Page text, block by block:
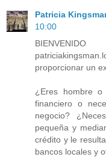
Patricia
10:00
proporcionar un
¿Eres hombre
financiero o
negocio?
pequeña y
crédito y le
bancos locales y